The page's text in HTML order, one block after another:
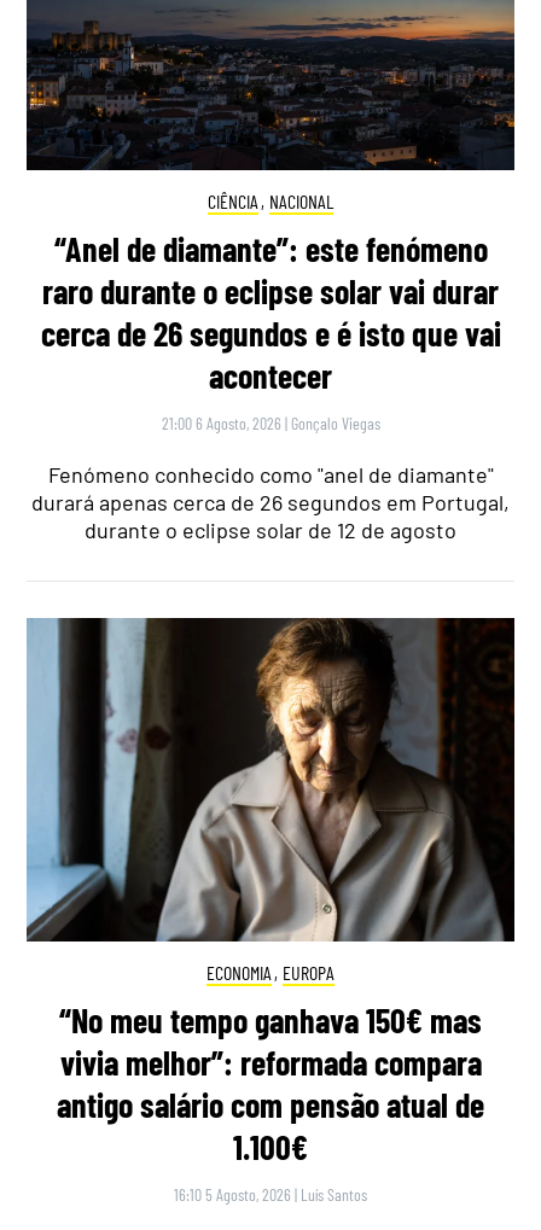
CIÊNCIA , NACIONAL
“Anel de diamante”: este fenómeno
raro durante o eclipse solar vai durar
cerca de 26 segundos e é isto que vai
acontecer
21:00 6 Agosto, 2026 | Gonçalo Viegas
Fenómeno conhecido como "anel de diamante"
durará apenas cerca de 26 segundos em Portugal,
durante o eclipse solar de 12 de agosto
ECONOMIA , EUROPA
“No meu tempo ganhava 150€ mas
vivia melhor”: reformada compara
antigo salário com pensão atual de
1.100€
16:10 5 Agosto, 2026 | Luís Santos